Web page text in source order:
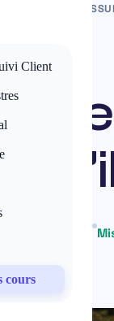
Client
cours